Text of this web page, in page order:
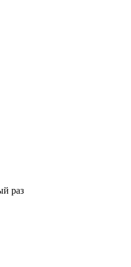
раз